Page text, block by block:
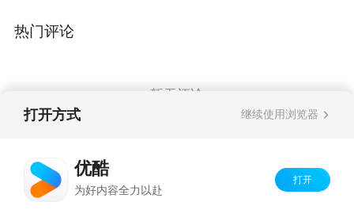
热门评论
暂无评论
打开方式 继续使用浏览器
优酷
为好内容全力以赴
打开